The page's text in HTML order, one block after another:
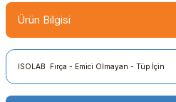
Ürün Bilgisi
ISOLAB Fırça - Emici Olmayan - Tüp İçin